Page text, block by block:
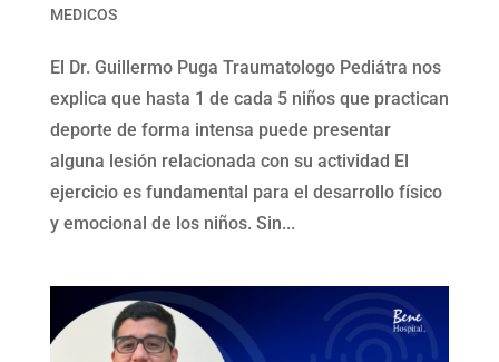
MEDICOS
El Dr. Guillermo Puga Traumatologo Pediátra nos
explica que hasta 1 de cada 5 niños que practican
deporte de forma intensa puede presentar
alguna lesión relacionada con su actividad El
ejercicio es fundamental para el desarrollo físico
y emocional de los niños. Sin...